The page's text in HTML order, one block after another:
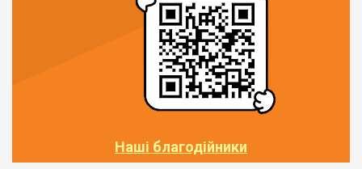
Наші благодійники